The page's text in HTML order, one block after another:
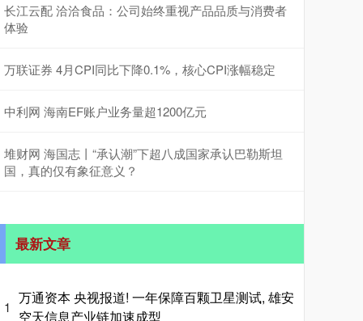
长江云配 洽洽食品：公司始终重视产品品质与消费者
体验
万联证券 4月CPI同比下降0.1%，核心CPI涨幅稳定
中利网 海南EF账户业务量超1200亿元
堆财网 海国志丨“承认潮”下超八成国家承认巴勒斯坦
国，真的仅有象征意义？
最新文章
1
万通资本 央视报道! 一年保障百颗卫星测试, 雄安
空天信息产业链加速成型